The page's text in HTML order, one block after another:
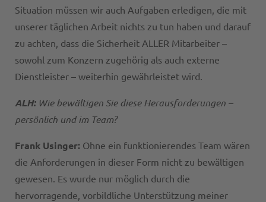
Situation müssen wir auch Aufgaben erledigen, die mit
unserer täglichen Arbeit nichts zu tun haben und darauf
zu achten, dass die Sicherheit ALLER Mitarbeiter –
sowohl zum Konzern zugehörig als auch externe
Dienstleister – weiterhin gewährleistet wird.
ALH: Wie bewältigen Sie diese Herausforderungen –
persönlich und im Team?
Frank Usinger: Ohne ein funktionierendes Team wären
die Anforderungen in dieser Form nicht zu bewältigen
gewesen. Es wurde nur möglich durch die
hervorragende, vorbildliche Unterstützung meiner